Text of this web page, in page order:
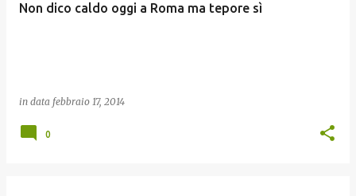
Non dico caldo oggi a Roma ma tepore sì
in data febbraio 17, 2014
0